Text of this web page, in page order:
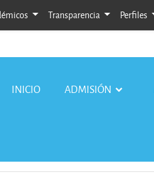
Transparencia Perfiles
INICIO ADMISIÓN